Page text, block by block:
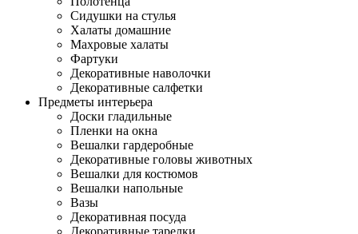
Сидушки на стулья
Халаты домашние
Махровые халаты
Фартуки
Декоративные наволочки
Декоративные салфетки
Предметы интерьера
Доски гладильные
Пленки на окна
Вешалки гардеробные
Декоративные головы животных
Вешалки для костюмов
Вешалки напольные
Вазы
Декоративная посуда
Декоративные тарелки